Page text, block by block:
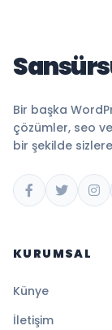
Bir başka
çözümler, seo
bir şekilde
KURUMSAL
Künye
İletişim